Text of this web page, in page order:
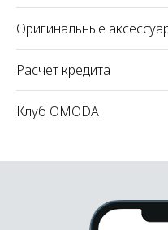
Оригинальные
Расчет кредита
Клуб OMODA